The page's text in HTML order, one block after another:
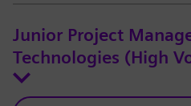
Junior Project
Technologies (High